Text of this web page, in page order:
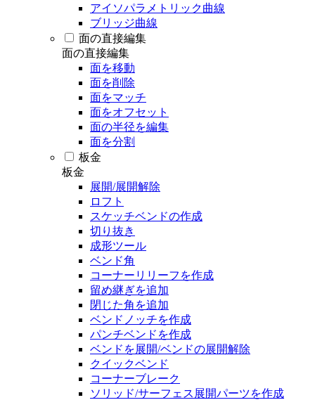
アイソパラメトリック曲線
ブリッジ曲線
面の直接編集
面の直接編集
面を移動
面を削除
面をマッチ
面をオフセット
面の半径を編集
面を分割
板金
板金
展開/展開解除
ロフト
スケッチベンドの作成
切り抜き
成形ツール
ベンド角
コーナーリリーフを作成
留め継ぎを追加
閉じた角を追加
ベンドノッチを作成
パンチベンドを作成
ベンドを展開/ベンドの展開解除
クイックベンド
コーナーブレーク
ソリッド/サーフェス展開パーツを作成